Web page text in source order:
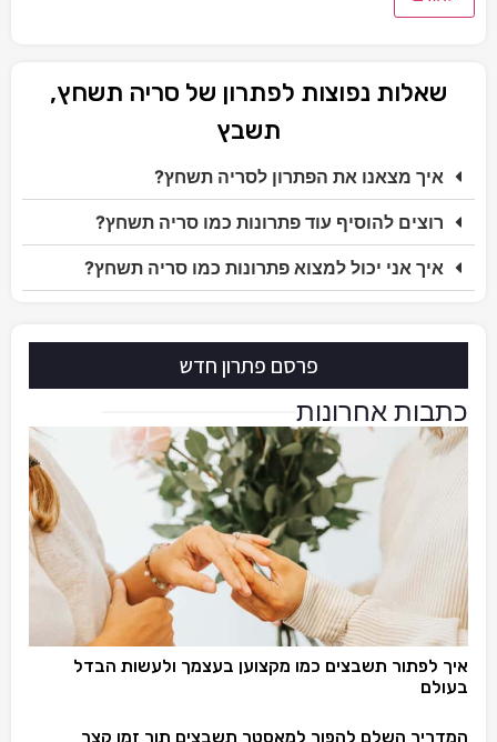
שאלות נפוצות לפתרון של סריה תשחץ,
תשבץ
איך מצאנו את הפתרון לסריה תשחץ?
רוצים להוסיף עוד פתרונות כמו סריה תשחץ?
איך אני יכול למצוא פתרונות כמו סריה תשחץ?
פרסם פתרון חדש
כתבות אחרונות
איך לפתור תשבצים כמו מקצוען בעצמך ולעשות הבדל
בעולם
המדריך השלם להפוך למאסטר תשבצים תוך זמן קצר